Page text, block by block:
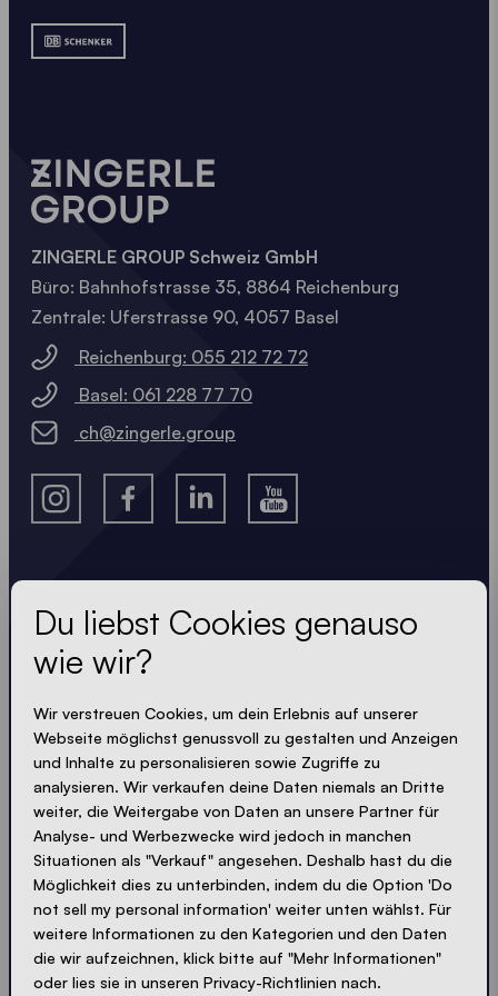
Umfassende Garantien
Klare Herstellergarantie und lange
Ein erfahrenes Team unterstützt dich auch nach
dem Kauf.
Teil der Zingerle Group, einem der führenden
Hersteller von Faltpavillons in Europa.
ÜBER UNS
Lass dir nichts entgehen
Immer up-to-date. Kein Spam! Wir halten uns kurz.
PRIVACY AKZEPTIEREN
Absenden
LOADING - LOADING - LOADING - LOADING -
ZINGERLE GROUP Schweiz GmbH
Büro: Bahnhofstrasse 35, 8864 Reichenburg
Zentrale: Uferstrasse 90, 4057 Basel
Reichenburg: 055 212 72 72
Basel: 061 228 77 70
ch@zingerle.group
Du liebst Cookies genauso
wie wir?
Wir verstreuen Cookies, um dein Erlebnis auf unserer
Webseite möglichst genussvoll zu gestalten und Anzeigen
und Inhalte zu personalisieren sowie Zugriffe zu
analysieren. Wir verkaufen deine Daten niemals an Dritte
weiter, die Weitergabe von Daten an unsere Partner für
Analyse- und Werbezwecke wird jedoch in manchen
Situationen als "Verkauf" angesehen. Deshalb hast du die
Möglichkeit dies zu unterbinden, indem du die Option 'Do
not sell my personal information' weiter unten wählst. Für
weitere Informationen zu den Kategorien und den Daten
die wir aufzeichnen, klick bitte auf "Mehr Informationen"
oder lies sie in unseren Privacy-Richtlinien nach.